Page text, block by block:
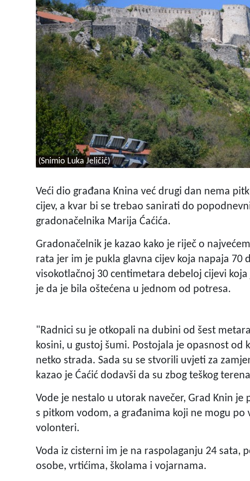
(Snimio Luka Jeličić)
Veći dio građana Knina već drugi dan nema
cijev, a kvar bi se trebao sanirati do
gradonačelnika Marija Ćaćića.
Gradonačelnik je kazao kako je riječ o
rata jer im je pukla glavna cijev koja napaja 70
visokotlačnoj 30 centimetara debeloj cijevi
je da je bila oštećena u jednom od potresa.
"Radnici su je otkopali na dubini od šest
kosini, u gustoj šumi. Postojala je opasnost od
netko strada. Sada su se stvorili uvjeti za
kazao je Ćaćić dodavši da su zbog teškog
Vode je nestalo u utorak navečer, Grad Knin je
s pitkom vodom, a građanima koji ne mogu
volonteri.
Voda iz cisterni im je na raspolaganju 24 sata,
osobe, vrtićima, školama i vojarnama.